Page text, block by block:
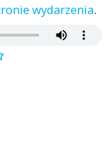
wydarzenia.